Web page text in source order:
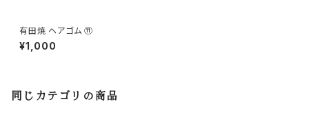
有田焼 ヘアゴム ⑪
¥1,000
同じカテゴリの商品